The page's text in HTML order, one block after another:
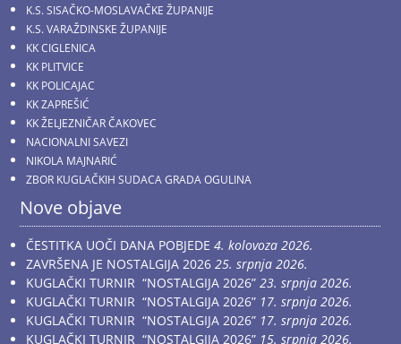
K.S. SISAČKO-MOSLAVAČKE ŽUPANIJE
K.S. VARAŽDINSKE ŽUPANIJE
KK CIGLENICA
KK PLITVICE
KK POLICAJAC
KK ZAPREŠIĆ
KK ŽELJEZNIČAR ČAKOVEC
NACIONALNI SAVEZI
NIKOLA MAJNARIĆ
ZBOR KUGLAČKIH SUDACA GRADA OGULINA
Nove objave
ČESTITKA UOČI DANA POBJEDE 4. kolovoza 2026.
ZAVRŠENA JE NOSTALGIJA 2026 25. srpnja 2026.
KUGLAČKI TURNIR “NOSTALGIJA 2026” 23. srpnja 2026.
KUGLAČKI TURNIR “NOSTALGIJA 2026” 17. srpnja 2026.
KUGLAČKI TURNIR “NOSTALGIJA 2026” 17. srpnja 2026.
KUGLAČKI TURNIR “NOSTALGIJA 2026” 15. srpnja 2026.